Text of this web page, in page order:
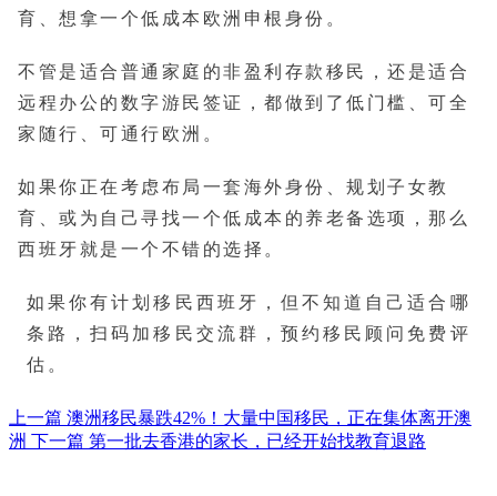
育、想拿一个低成本欧洲申根身份。
不管是适合普通家庭的非盈利存款移民，还是适合
远程办公的数字游民签证，都做到了低门槛、可全
家随行、可通行欧洲。
如果你正在考虑布局一套海外身份、规划子女教
育、或为自己寻找一个低成本的养老备选项，那么
西班牙就是一个不错的选择。
如果你有计划移民西班牙，但不知道自己适合哪
条路，扫码加移民交流群，预约移民顾问免费评
估。
上一篇 澳洲移民暴跌42%！大量中国移民，正在集体离开澳
洲 下一篇 第一批去香港的家长，已经开始找教育退路